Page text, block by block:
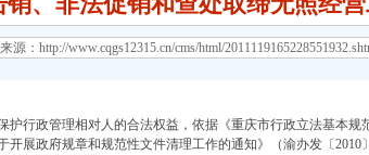
源： http://www.cqgs12315.cn/cms/html/
行政管理相对人的合法权益，依据《重庆市行政立法基本规
开展政府规章和规范性文件清理工作的通知》（渝办发〔2010